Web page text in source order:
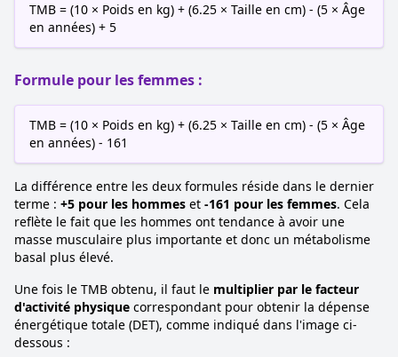
TMB = (10 × Poids en kg) + (6.25 × Taille en cm) - (5 × Âge
en années) + 5
Formule pour les femmes :
TMB = (10 × Poids en kg) + (6.25 × Taille en cm) - (5 × Âge
en années) - 161
La différence entre les deux formules réside dans le dernier
terme : +5 pour les hommes et -161 pour les femmes. Cela
reflète le fait que les hommes ont tendance à avoir une
masse musculaire plus importante et donc un métabolisme
basal plus élevé.
Une fois le TMB obtenu, il faut le multiplier par le facteur
d'activité physique correspondant pour obtenir la dépense
énergétique totale (DET), comme indiqué dans l'image ci-
dessous :